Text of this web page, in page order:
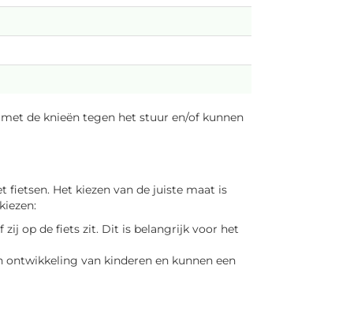
de knieën tegen het stuur en/of kunnen
Het kiezen van de juiste maat is
op de fiets zit. Dit is belangrijk voor het
ontwikkeling van kinderen en kunnen een